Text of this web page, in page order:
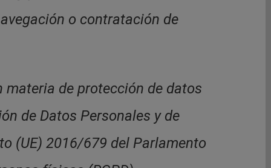
o contratación de
de protección de datos
de Datos Personales y de
(UE) 2016/679 del Parlamento